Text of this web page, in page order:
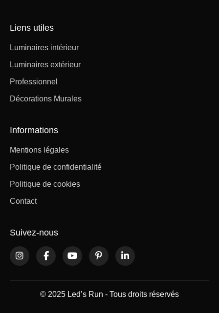
Liens utiles
Luminaires intérieur
Luminaires extérieur
Professionnel
Décorations Murales
Informations
Mentions légales
Politique de confidentialité
Politique de cookies
Contact
Suivez-nous
© 2025 Led’s Run - Tous droits réservés